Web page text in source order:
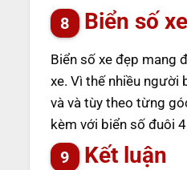
Biển số
Biển số xe đẹp mang
xe. Vì thế nhiều người
và và tùy theo từng
kèm với biển số đuôi
Kết luận